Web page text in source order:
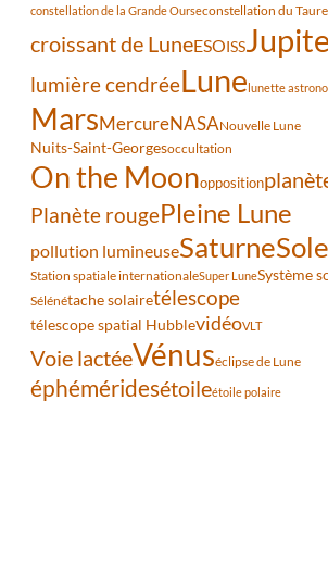
constellation de la Grande Ourseconstellation du
croissant de LuneESOISS
lumière cendréeLunelunette
MarsMercureNASANouvelle Lune
Nuits-Saint-Georgesoccultation
On the Moonopposition
Planète rougePleine Lune
pollution lumineuseSaturne
Station spatiale internationaleSuper LuneSystème
Sélénétache solairetélescope
télescope spatial HubblevidéoVLT
Voie lactéeVénuséclipse de Lune
éphéméridesétoileétoile polaire